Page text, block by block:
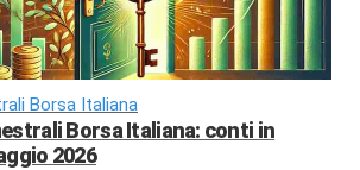
Borsa Italiana
Borsa Italiana: conti in
2026